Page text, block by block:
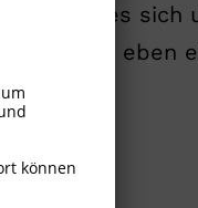
dass es sich
handelt – eben